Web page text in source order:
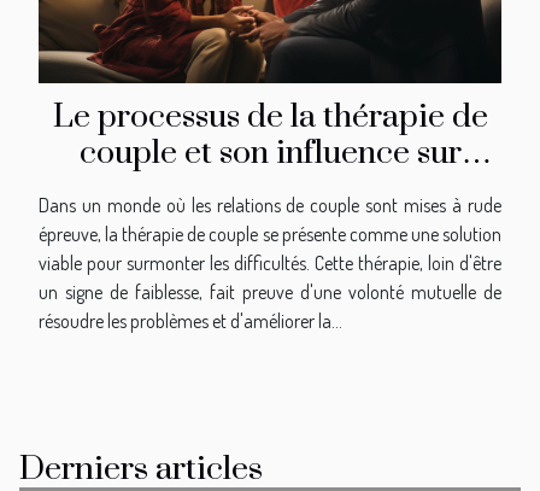
Le processus de la thérapie de
couple et son influence sur
l'amélioration de la
communication dans une
relation
Dans un monde où les relations de couple sont mises à rude
épreuve, la thérapie de couple se présente comme une solution
viable pour surmonter les difficultés. Cette thérapie, loin d'être
un signe de faiblesse, fait preuve d'une volonté mutuelle de
résoudre les problèmes et d'améliorer la...
Derniers articles